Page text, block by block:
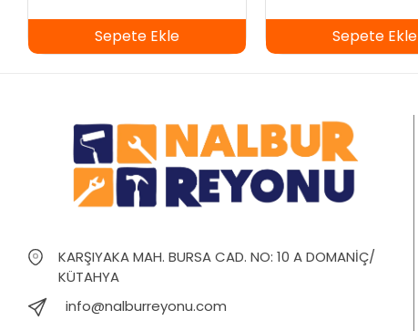
Sepete Ekle Sepete Ekle
KARŞIYAKA MAH. BURSA CAD. NO: 10 A DOMANİÇ/
KÜTAHYA
info@nalburreyonu.com